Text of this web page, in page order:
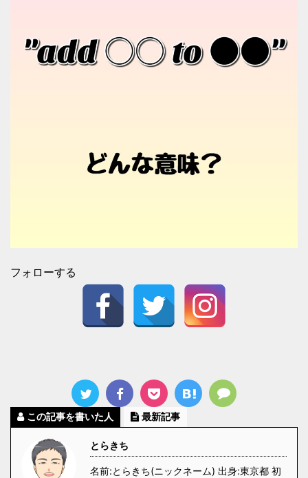
フォローする
この記事を書いた人 最新記事
とらきち
名前:とらきち(ニックネーム) 出身:東京都 初